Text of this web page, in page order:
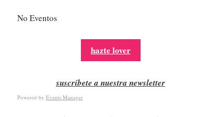
No Eventos
hazte lover
suscríbete a nuestra newsletter
Powered by Events Manager